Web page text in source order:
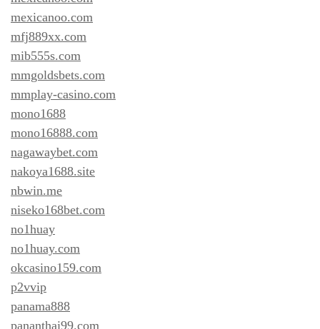
mexicanoo.com
mfj889xx.com
mib555s.com
mmgoldsbets.com
mmplay-casino.com
mono1688
mono16888.com
nagawaybet.com
nakoya1688.site
nbwin.me
niseko168bet.com
no1huay
no1huay.com
okcasino159.com
p2vvip
panama888
pananthai99.com